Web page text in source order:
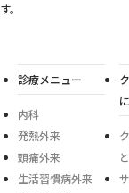
す。
診療メニュー
内科
発熱外来
頭痛外来
生活習慣病外来